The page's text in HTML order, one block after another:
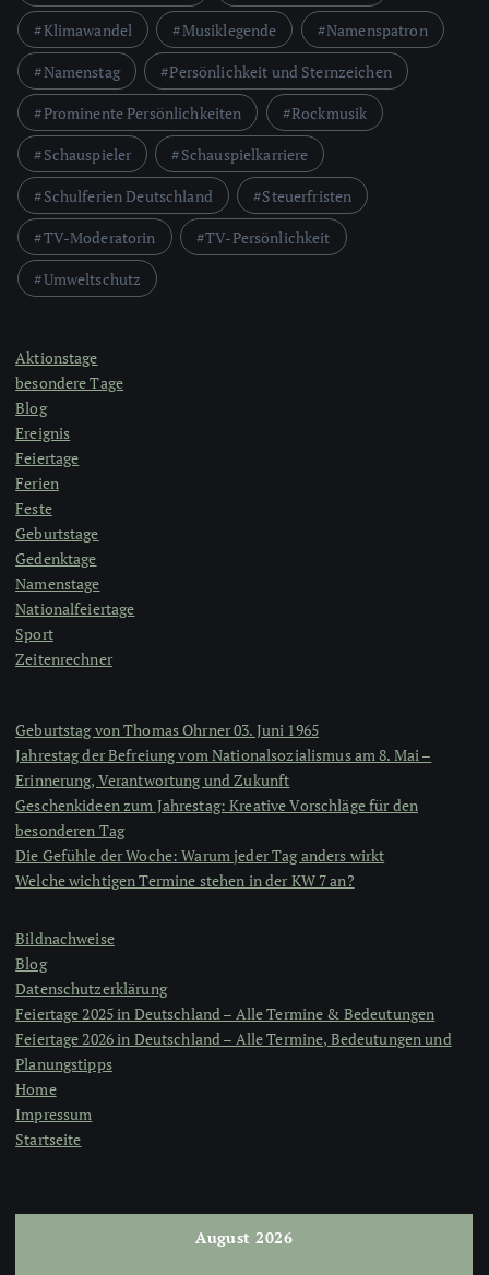
Klimawandel
Musiklegende
Namenspatron
Namenstag
Persönlichkeit und Sternzeichen
Prominente Persönlichkeiten
Rockmusik
Schauspieler
Schauspielkarriere
Schulferien Deutschland
Steuerfristen
TV-Moderatorin
TV-Persönlichkeit
Umweltschutz
Aktionstage
besondere Tage
Blog
Ereignis
Feiertage
Ferien
Feste
Geburtstage
Gedenktage
Namenstage
Nationalfeiertage
Sport
Zeitenrechner
Geburtstag von Thomas Ohrner 03. Juni 1965
Jahrestag der Befreiung vom Nationalsozialismus am 8. Mai –
Erinnerung, Verantwortung und Zukunft
Geschenkideen zum Jahrestag: Kreative Vorschläge für den
besonderen Tag
Die Gefühle der Woche: Warum jeder Tag anders wirkt
Welche wichtigen Termine stehen in der KW 7 an?
Bildnachweise
Blog
Datenschutzerklärung
Feiertage 2025 in Deutschland – Alle Termine & Bedeutungen
Feiertage 2026 in Deutschland – Alle Termine, Bedeutungen und
Planungstipps
Home
Impressum
Startseite
August 2026